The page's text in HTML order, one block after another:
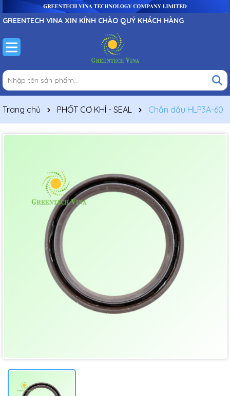
GREENTECH VINA XIN KÍNH CHÀO QUÝ KHÁCH HÀNG
Trang chủ PHỐT CƠ KHÍ - SEAL Chắn dầu HLP3A-60